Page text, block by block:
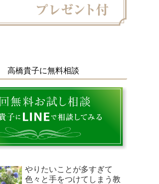
高橋貴子に無料相談
やりたいことが多すぎて
色々と手をつけてしまう教